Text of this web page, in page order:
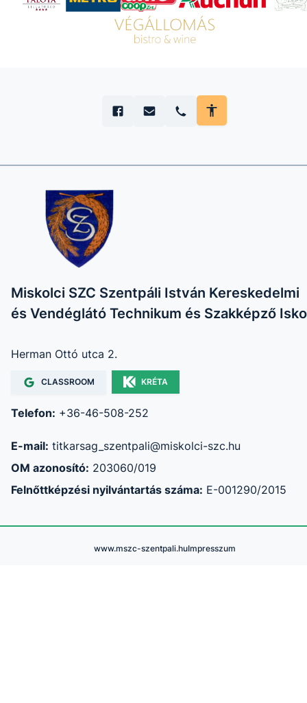
Miskolci SZC Szentpáli István Kereskedelmi
és Vendéglátó Technikum és Szakképző
Herman Ottó utca 2.
CLASSROOM KRÉTA
Telefon: +36-46-508-252
E-mail: titkarsag_szentpali@miskolci-szc.hu
OM azonosító: 203060/019
Felnőttképzési nyilvántartás száma: E-001290/2015
www.mszc-szentpali.huImpresszum